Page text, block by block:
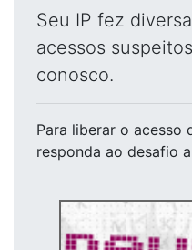
Seu IP fez
acessos
conosco.
Para liberar o acesso
responda ao desafio